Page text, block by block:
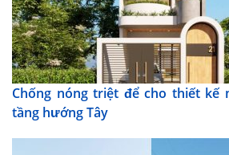
Chống nóng triệt để cho thiết kế
tầng hướng Tây